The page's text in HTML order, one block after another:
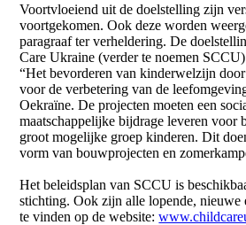
Voortvloeiend uit de doelstelling zijn
voortgekomen. Ook deze worden
paragraaf ter verheldering. De
Care Ukraine (verder te noemen
“Het bevorderen van kinderwelzijn
voor de verbetering van de
Oekraïne. De projecten moeten een
maatschappelijke bijdrage leveren voor
groot mogelijke groep kinderen. Dit
vorm van bouwprojecten en
Het beleidsplan van SCCU is
stichting. Ook zijn alle lopende, nieuwe
te vinden op de website: